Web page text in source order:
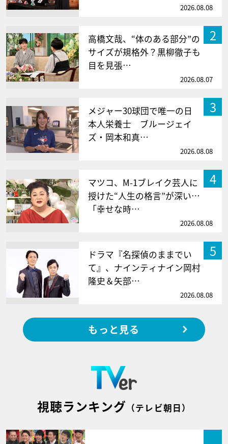
2026.08.08
2
高橋文哉、“体のある部分”の
サイズが規格外？黒柳徹子も
目を見張…
2026.08.07
3
メジャー30球団で唯一の日
本人栄養士 ブルージェイ
ズ・岡本和真…
2026.08.08
4
マツコ、M-1ブレイク芸人に
授けた“人生の格言”が深い…
「幸せな時…
2026.08.08
5
ドラマ『名探偵のままでい
て』、ナインティナイン岡村
隆史＆矢部…
2026.08.08
もっと見る
視聴ランキング （テレビ朝日）